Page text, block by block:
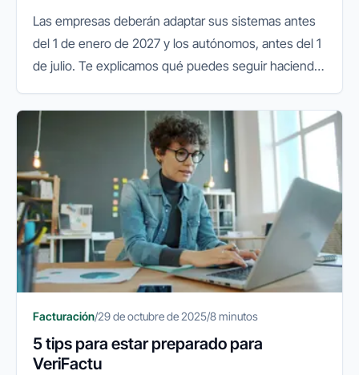
Las empresas deberán adaptar sus sistemas antes
del 1 de enero de 2027 y los autónomos, antes del 1
de julio. Te explicamos qué puedes seguir haciendo
Facturación/29 de octubre de 2025/8 minutos
5 tips para estar preparado para
VeriFactu